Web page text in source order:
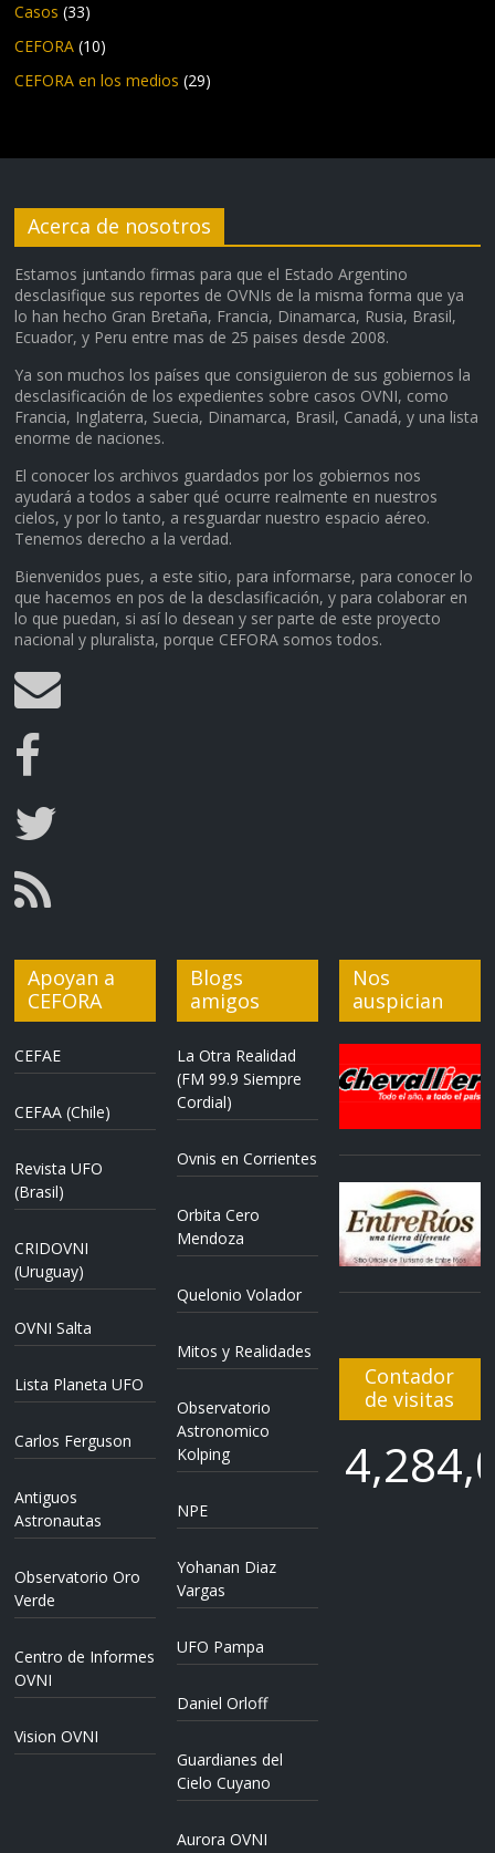
Casos (33)
CEFORA (10)
CEFORA en los medios (29)
Acerca de nosotros
Estamos juntando firmas para que el Estado Argentino
desclasifique sus reportes de OVNIs de la misma forma que ya
lo han hecho Gran Bretaña, Francia, Dinamarca, Rusia, Brasil,
Ecuador, y Peru entre mas de 25 paises desde 2008.
Ya son muchos los países que consiguieron de sus gobiernos la
desclasificación de los expedientes sobre casos OVNI, como
Francia, Inglaterra, Suecia, Dinamarca, Brasil, Canadá, y una lista
enorme de naciones.
El conocer los archivos guardados por los gobiernos nos
ayudará a todos a saber qué ocurre realmente en nuestros
cielos, y por lo tanto, a resguardar nuestro espacio aéreo.
Tenemos derecho a la verdad.
Bienvenidos pues, a este sitio, para informarse, para conocer lo
que hacemos en pos de la desclasificación, y para colaborar en
lo que puedan, si así lo desean y ser parte de este proyecto
nacional y pluralista, porque CEFORA somos todos.
Apoyan a
CEFORA
CEFAE
CEFAA (Chile)
Revista UFO
(Brasil)
CRIDOVNI
(Uruguay)
OVNI Salta
Lista Planeta UFO
Carlos Ferguson
Antiguos
Astronautas
Observatorio Oro
Verde
Centro de Informes
OVNI
Vision OVNI
Blogs
amigos
La Otra Realidad
(FM 99.9 Siempre
Cordial)
Ovnis en Corrientes
Orbita Cero
Mendoza
Quelonio Volador
Mitos y Realidades
Observatorio
Astronomico
Kolping
NPE
Yohanan Diaz
Vargas
UFO Pampa
Daniel Orloff
Guardianes del
Cielo Cuyano
Aurora OVNI
Nos
auspician
Contador
de visitas